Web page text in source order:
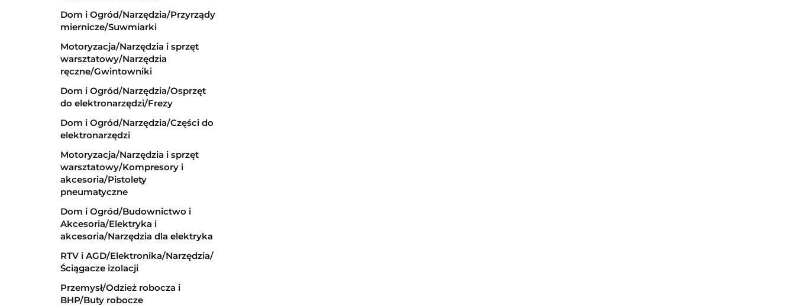
Dom i Ogród/Narzędzia/Przyrządy
miernicze/Suwmiarki
Motoryzacja/Narzędzia i sprzęt
warsztatowy/Narzędzia
ręczne/Gwintowniki
Dom i Ogród/Narzędzia/Osprzęt
do elektronarzędzi/Frezy
Dom i Ogród/Narzędzia/Części do
elektronarzędzi
Motoryzacja/Narzędzia i sprzęt
warsztatowy/Kompresory i
akcesoria/Pistolety
pneumatyczne
Dom i Ogród/Budownictwo i
Akcesoria/Elektryka i
akcesoria/Narzędzia dla elektryka
RTV i AGD/Elektronika/Narzędzia/
Ściągacze izolacji
Przemysł/Odzież robocza i
BHP/Buty robocze